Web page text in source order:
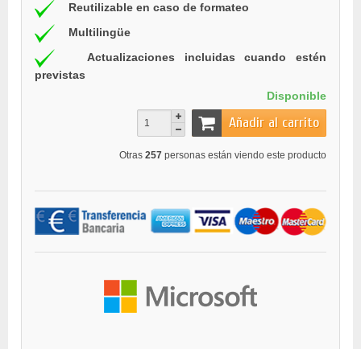
Reutilizable en caso de formateo
Multilingüe
Actualizaciones incluidas cuando estén
previstas
Disponible
Añadir al carrito
Otras 257 personas están viendo este producto